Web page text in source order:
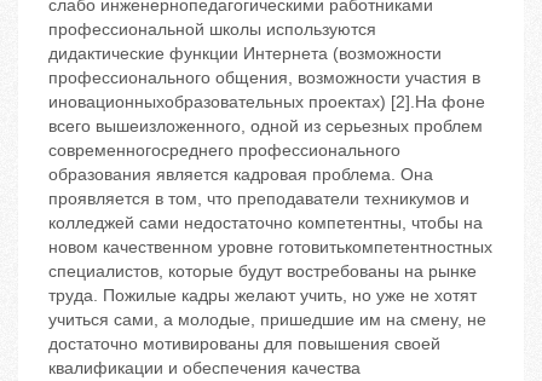
слабо инженернопедагогическими работниками
профессиональной школы используются
дидактические функции Интернета (возможности
профессионального общения, возможности участия в
иновационныхобразовательных проектах) [2].На фоне
всего вышеизложенного, одной из серьезных проблем
современногосреднего профессионального
образования является кадровая проблема. Она
проявляется в том, что преподаватели техникумов и
колледжей сами недостаточно компетентны, чтобы на
новом качественном уровне готовитькомпетентностных
специалистов, которые будут востребованы на рынке
труда. Пожилые кадры желают учить, но уже не хотят
учиться сами, а молодые, пришедшие им на смену, не
достаточно мотивированы для повышения своей
квалификации и обеспечения качества